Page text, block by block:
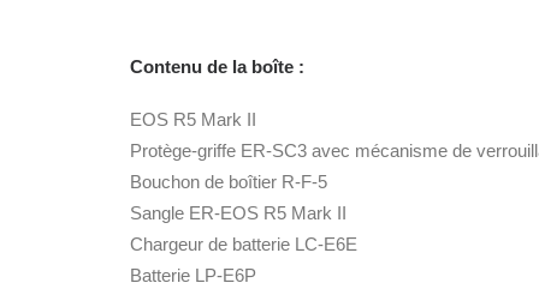
Contenu de la boîte :
EOS R5 Mark II
Protège-griffe ER-SC3 avec mécanisme de
Bouchon de boîtier R-F-5
Sangle ER-EOS R5 Mark II
Chargeur de batterie LC-E6E
Batterie LP-E6P